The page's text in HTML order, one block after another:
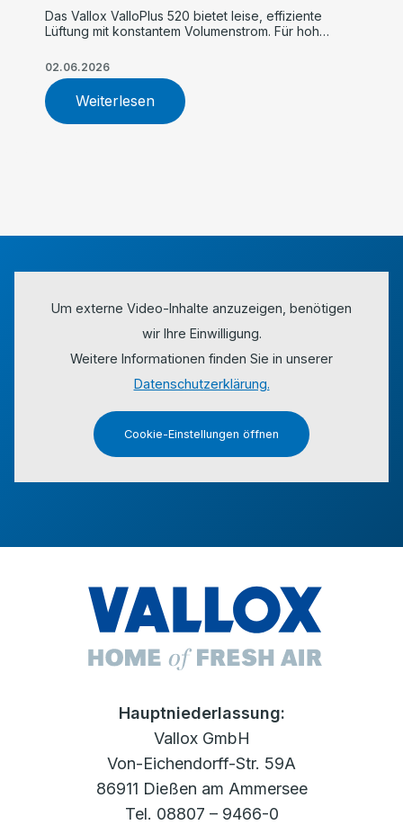
Das Vallox ValloPlus 520 bietet leise, effiziente
Lüftung mit konstantem Volumenstrom. Für hohe
maximalen Komfort im Einfamilienhaus.
02.06.2026
Weiterlesen
Um externe Video-Inhalte anzuzeigen, benötigen
wir Ihre Einwilligung.
Weitere Informationen finden Sie in unserer
Datenschutzerklärung.
Cookie-Einstellungen öffnen
Hauptniederlassung:
Vallox GmbH
Von-Eichendorff-Str. 59A
86911 Dießen am Ammersee
Tel. 08807 – 9466-0